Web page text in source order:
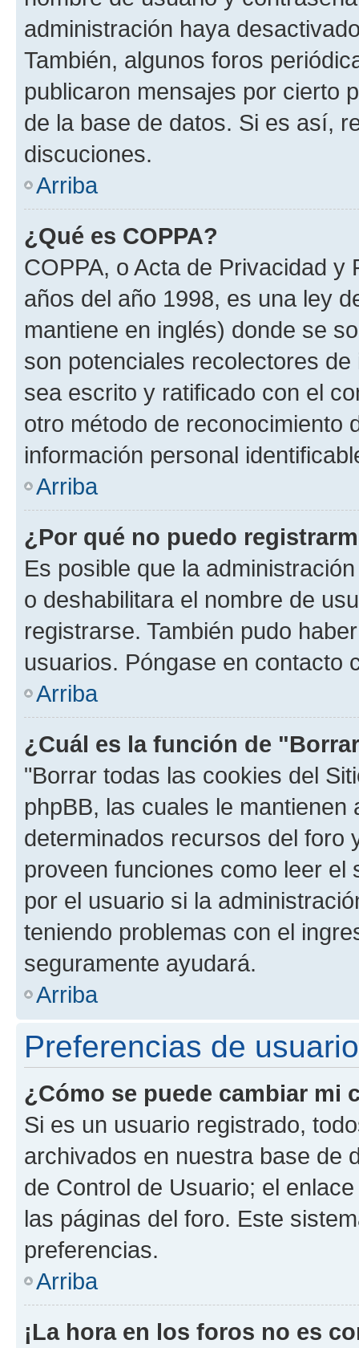
administración haya
También, algunos foros
publicaron mensajes por cierto
de la base de datos. Si es así,
discuciones.
Arriba
¿Qué es COPPA?
COPPA, o Acta de Privacidad
años del año 1998, es una ley
mantiene en inglés) donde se
son potenciales recolectores
sea escrito y ratificado con el
otro método de reconocimiento
información personal
Arriba
¿Por qué no puedo
Es posible que la
o deshabilitara el nombre de
registrarse. También pudo
usuarios. Póngase en contacto
Arriba
¿Cuál es la función de
"Borrar todas las cookies del
phpBB, las cuales le
determinados recursos del foro
proveen funciones como leer el
por el usuario si la
teniendo problemas con el
seguramente ayudará.
Arriba
Preferencias de
¿Cómo se puede cambiar mi
Si es un usuario registrado,
archivados en nuestra base de
de Control de Usuario; el
las páginas del foro. Este
preferencias.
Arriba
¡La hora en los foros no es